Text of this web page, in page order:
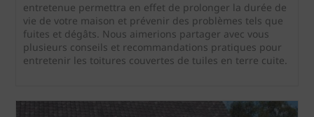
entretenue permettra en effet de prolonger la durée de
vie de votre maison et prévenir des problèmes tels que
fuites et dégâts. Nous aimerions partager avec vous
plusieurs conseils et recommandations pratiques pour
entretenir les toitures couvertes de tuiles en terre cuite.